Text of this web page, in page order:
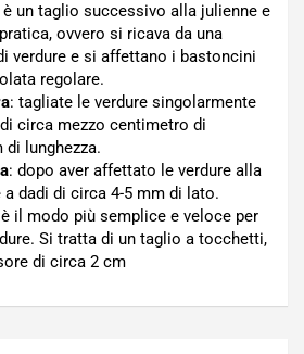
è un taglio successivo alla julienne e
ovvero si ricava da una
verdure e si affettano i bastoncini
regolare.
: tagliate le verdure singolarmente
circa mezzo centimetro di
lunghezza.
: dopo aver affettato le verdure alla
dadi di circa 4-5 mm di lato.
il modo più semplice e veloce per
Si tratta di un taglio a tocchetti,
di circa 2 cm